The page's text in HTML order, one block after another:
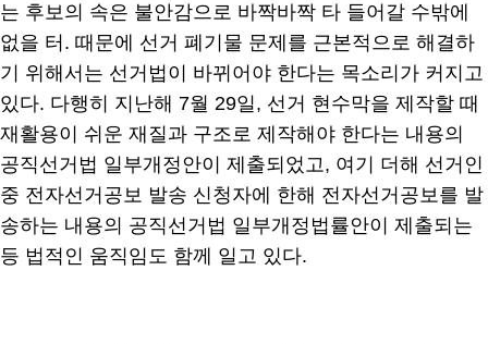
는 후보의 속은 불안감으로 바짝바짝 타 들어갈 수밖에
없을 터. 때문에 선거 폐기물 문제를 근본적으로 해결하
기 위해서는 선거법이 바뀌어야 한다는 목소리가 커지고
있다. 다행히 지난해 7월 29일, 선거 현수막을 제작할 때
재활용이 쉬운 재질과 구조로 제작해야 한다는 내용의
공직선거법 일부개정안이 제출되었고, 여기 더해 선거인
중 전자선거공보 발송 신청자에 한해 전자선거공보를 발
송하는 내용의 공직선거법 일부개정법률안이 제출되는
등 법적인 움직임도 함께 일고 있다.